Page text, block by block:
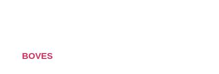
BOVES